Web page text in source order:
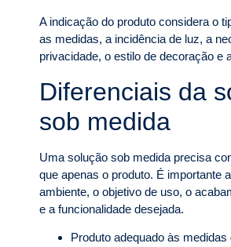
A indicação do produto considera o
as medidas, a incidência de luz, a
privacidade, o estilo de decoração e
Diferenciais da
sob medida
Uma solução sob medida precisa
que apenas o produto. É importante
ambiente, o objetivo de uso, o
e a funcionalidade desejada.
Produto adequado às medidas